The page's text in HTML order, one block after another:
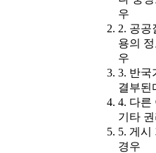
우
2. 공공
용의
우
3. 반국
결부된
4. 다른
기타
5. 게시
경우